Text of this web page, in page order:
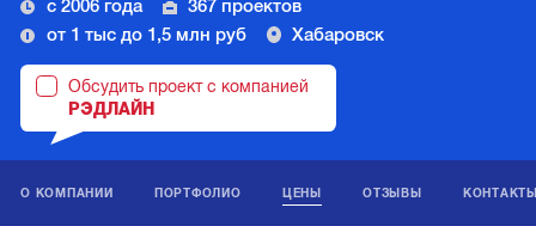
с 2006 года
367 проектов
от 1 тыс до 1,5 млн руб
Хабаровск
Обсудить проект с компанией
РЭДЛАЙН
О КОМПАНИИ ПОРТФОЛИО ЦЕНЫ ОТЗЫВЫ